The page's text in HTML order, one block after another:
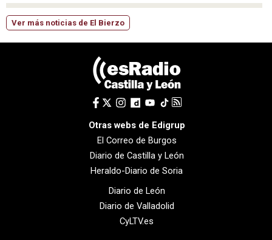
Ver más noticias de El Bierzo
Otras webs de Edigrup
El Correo de Burgos
Diario de Castilla y León
Heraldo-Diario de Soria
Diario de León
Diario de Valladolid
CyLTV.es